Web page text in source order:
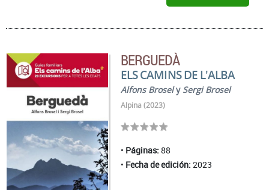
BERGUEDÀ
ELS CAMINS DE L'ALBA
Alfons Brosely Sergi Brosel
Alpina (2023)
Páginas: 88
Fecha de edición: 2023